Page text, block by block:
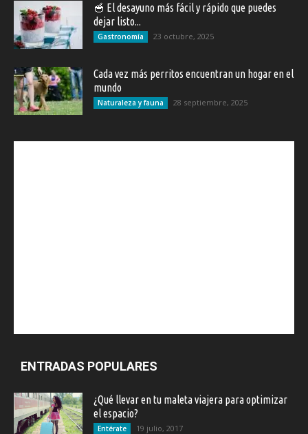
🥣 El desayuno más fácil y rápido que puedes
dejar listo...
Gastronomía 23 octubre, 2025
Cada vez más perritos encuentran un hogar en el
mundo
Naturaleza y fauna 28 septiembre, 2025
ENTRADAS POPULARES
¿Qué llevar en tu maleta viajera para optimizar
el espacio?
Entérate 19 julio, 2017